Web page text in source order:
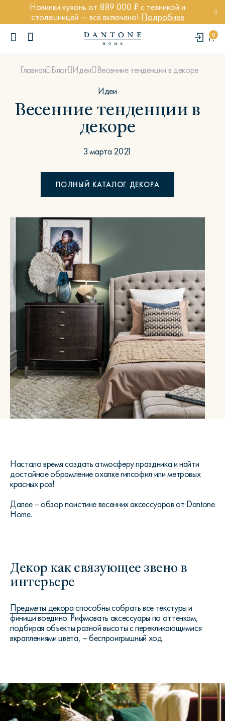
Новинки кухонь от 889 000 ₽ с техникой и
столешницей — всё включено! Подробнее
0
ПОПУЛЯРНЫЕ ЗАПРОСЫ
Главная Блог Идеи
Весенние тенденции в декоре
Идеи
Весенние тенденции в
декоре
3 марта 2021
ПОЛНЫЙ КАТАЛОГ ДЕКОРА
Настало время создать атмосферу праздника и найти
достойное обрамление охапке гипсофил или метровых
красных роз!
Далее – обзор поистине весенних аксессуаров от Dantone
Home.
Декор как связующее звено в
интерьере
Предметы декораспособны собрать все текстуры и
финиши воедино. Рифмовать аксессуары по оттенкам,
подбирая объекты разной высоты с перекликающимися
вкраплениями цвета, – беспроигрышный ход.